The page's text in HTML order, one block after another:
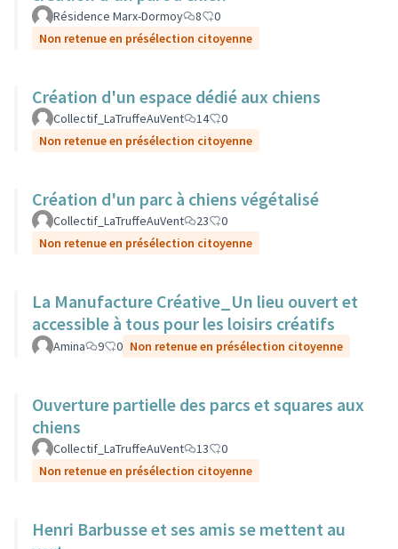
Résidence Marx-Dormoy 8
0
Non retenue en présélection citoyenne
Création d'un espace dédié aux chiens
Collectif_LaTruffeAuVent 14
0
Non retenue en présélection citoyenne
Création d'un parc à chiens végétalisé
Collectif_LaTruffeAuVent 23
0
Non retenue en présélection citoyenne
La Manufacture Créative_Un lieu ouvert et
accessible à tous pour les loisirs créatifs
Amina 9 0 Non retenue en présélection citoyenne
Ouverture partielle des parcs et squares aux
chiens
Collectif_LaTruffeAuVent 13
0
Non retenue en présélection citoyenne
Henri Barbusse et ses amis se mettent au